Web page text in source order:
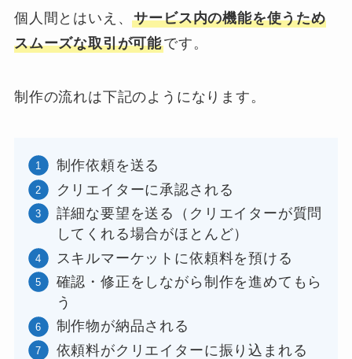
個人間とはいえ、サービス内の機能を使うため
スムーズな取引が可能です。
制作の流れは下記のようになります。
制作依頼を送る
クリエイターに承認される
詳細な要望を送る（クリエイターが質問
してくれる場合がほとんど）
スキルマーケットに依頼料を預ける
確認・修正をしながら制作を進めてもら
う
制作物が納品される
依頼料がクリエイターに振り込まれる